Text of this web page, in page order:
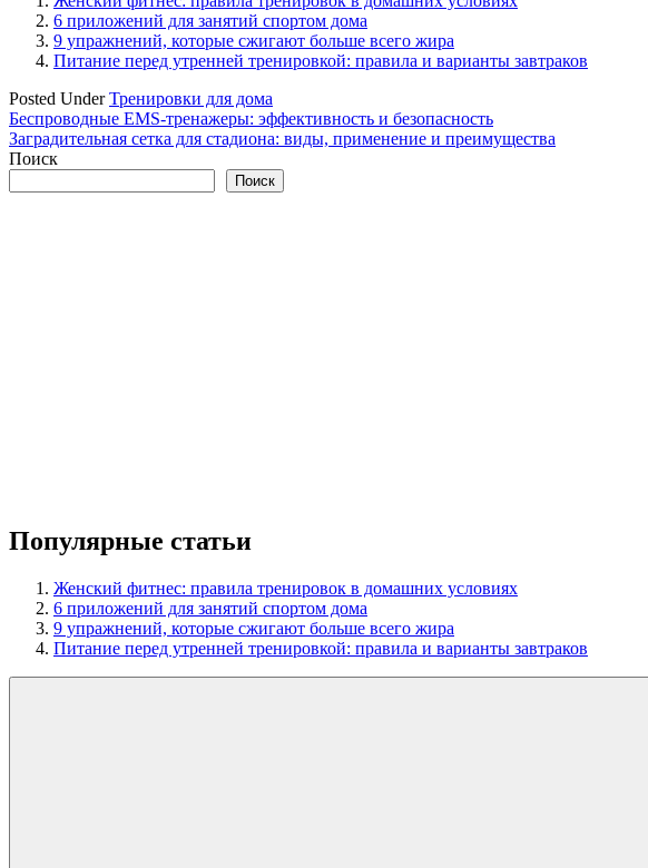
6 приложений для занятий спортом дома
9 упражнений, которые сжигают больше всего жира
Питание перед утренней тренировкой: правила и варианты завтраков
Posted UnderТренировки для дома
Навигация
по
Беспроводные EMS-тренажеры: эффективность и безопасность
Заградительная сетка для стадиона: виды, применение и преимущества
Поиск
Поиск
Популярные статьи
Женский фитнес: правила тренировок в домашних условиях
6 приложений для занятий спортом дома
9 упражнений, которые сжигают больше всего жира
Питание перед утренней тренировкой: правила и варианты завтраков